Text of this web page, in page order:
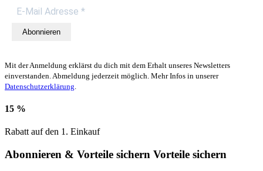
Abonnieren
Mit der Anmeldung erklärst du dich mit dem Erhalt unseres Newsletters
einverstanden. Abmeldung jederzeit möglich. Mehr Infos in unserer
Datenschutzerklärung
15 %
Rabatt auf den 1. Einkauf
Abonnieren & Vorteile sichern Vorteile sichern